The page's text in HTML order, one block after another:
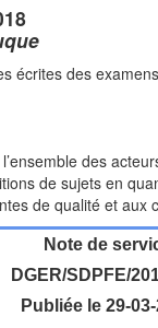
écrites des
des
de sujets en
de qualité et aux
Note de
DGER/SDPFE/
Publiée le 29-